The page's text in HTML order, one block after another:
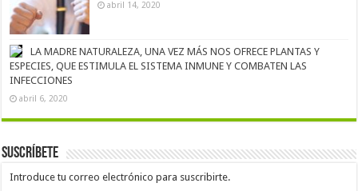
abril 14, 2020
LA MADRE NATURALEZA, UNA VEZ MÁS NOS OFRECE PLANTAS Y
ESPECIES, QUE ESTIMULA EL SISTEMA INMUNE Y COMBATEN LAS
INFECCIONES
abril 6, 2020
Suscríbete
Introduce tu correo electrónico para suscribirte.